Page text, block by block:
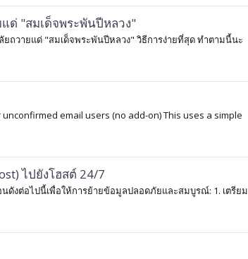
ด่ "สมเด็จพระพันปีหลวง"
ยถวายแด่ "สมเด็จพระพันปีหลวง" วิธีการง่ายที่สุด ทำตามนี้นะ
email users (no add-on) This uses a simple
ไปยังโฮสต์ 24/7
ดังต่อไปนี้เพื่อให้การย้ายข้อมูลปลอดภัยและสมบูรณ์: 1. เตรียม